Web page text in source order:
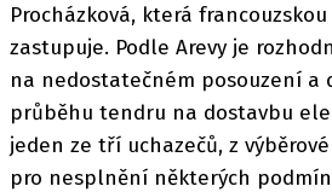
Procházková, která
zastupuje. Podle Arevy je
na nedostatečném posouzení a
průběhu tendru na dostavbu
jeden ze tří uchazečů, z
pro nesplnění některých